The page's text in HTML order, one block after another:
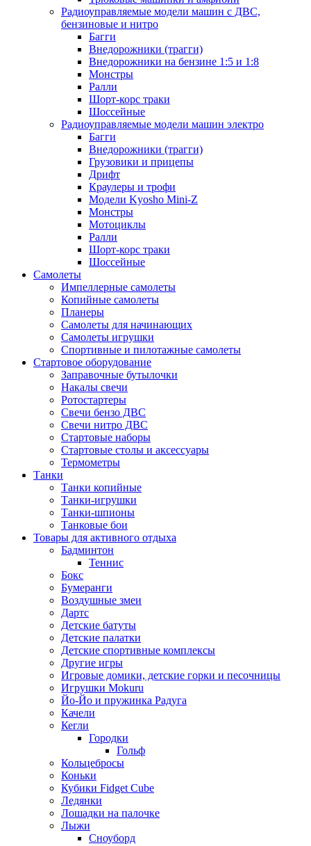
Радиоуправляемые модели машин с ДВС,
бензиновые и нитро
Багги
Внедорожники (трагги)
Внедорожники на бензине 1:5 и 1:8
Монстры
Ралли
Шорт-корс траки
Шоссейные
Радиоуправляемые модели машин электро
Багги
Внедорожники (трагги)
Грузовики и прицепы
Дрифт
Краулеры и трофи
Модели Kyosho Mini-Z
Монстры
Мотоциклы
Ралли
Шорт-корс траки
Шоссейные
Самолеты
Импеллерные самолеты
Копийные самолеты
Планеры
Самолеты для начинающих
Самолеты игрушки
Спортивные и пилотажные самолеты
Стартовое оборудование
Заправочные бутылочки
Накалы свечи
Ротостартеры
Свечи бензо ДВС
Свечи нитро ДВС
Стартовые наборы
Стартовые столы и аксессуары
Термометры
Танки
Танки копийные
Танки-игрушки
Танки-шпионы
Танковые бои
Товары для активного отдыха
Бадминтон
Теннис
Бокс
Бумеранги
Воздушные змеи
Дартс
Детские батуты
Детские палатки
Детские спортивные комплексы
Другие игры
Игровые домики, детские горки и песочницы
Игрушки Mokuru
Йо-Йо и пружинка Радуга
Качели
Кегли
Городки
Гольф
Кольцебросы
Коньки
Кубики Fidget Cube
Ледянки
Лошадки на палочке
Лыжи
Сноуборд